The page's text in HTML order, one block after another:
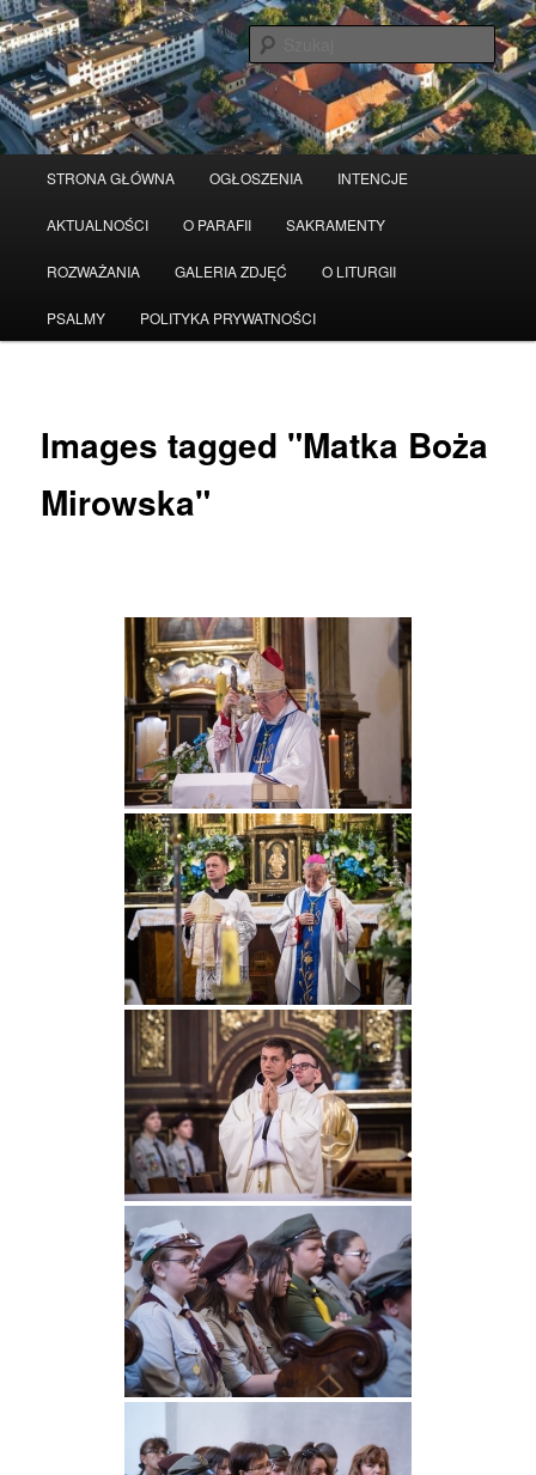
Przeskocz
do
tekstu
STRONA GŁÓWNA OGŁOSZENIA INTENCJE
AKTUALNOŚCI O PARAFII SAKRAMENTY
ROZWAŻANIA GALERIA ZDJĘĆ O LITURGII
PSALMY POLITYKA PRYWATNOŚCI
Images tagged "Matka Boża
Mirowska"
Serwis wykorzystuje pliki Cookies Czytaj więcej odrzuć